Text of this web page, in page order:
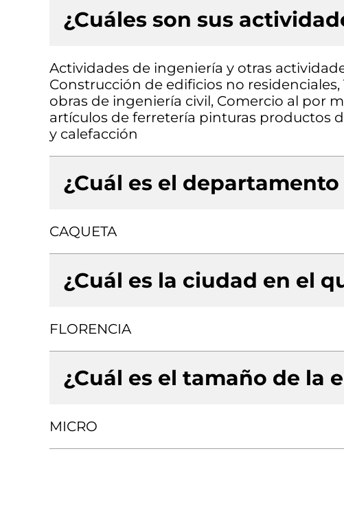
¿Cuáles son sus
Actividades de ingeniería y otras
Construcción de edificios no
obras de ingeniería civil, Comercio al por
artículos de ferretería pinturas productos
y calefacción
¿Cuál es el
CAQUETA
¿Cuál es la ciudad en el
FLORENCIA
¿Cuál es el tamaño de la
MICRO